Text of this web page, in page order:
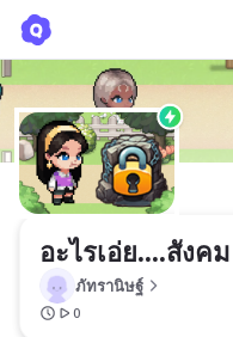
อะไรเอ่ย....สังคม
ภัทรานิษฐ์
0